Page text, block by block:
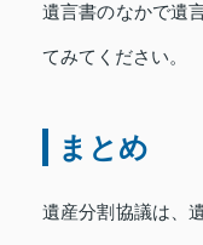
遺言書のなかで遺
てみてください。
まとめ
遺産分割協議は、